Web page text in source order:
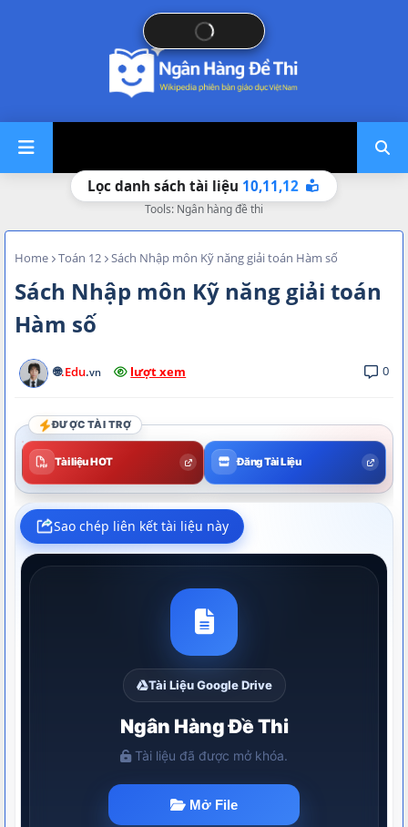
Lọc danh sách tài liệu 10,11,12
Tools: Ngân hàng đề thi
Home Toán 12 Sách Nhập môn Kỹ năng giải toán Hàm số
Sách Nhập môn Kỹ năng giải toán
Hàm số
🌐.Edu.vn lượt xem 0
ĐƯỢC TÀI TRỢ
Tài liệu HOT Đăng Tài Liệu